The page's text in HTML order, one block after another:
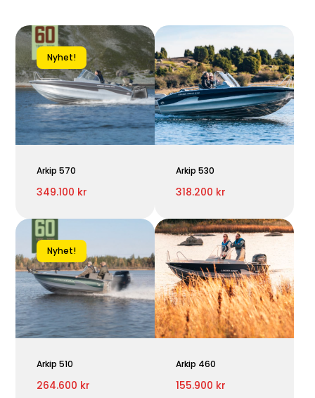
Nyhet!
Arkip 570
349.100 kr
Arkip 530
318.200 kr
Nyhet!
Arkip 510
264.600 kr
Arkip 460
155.900 kr